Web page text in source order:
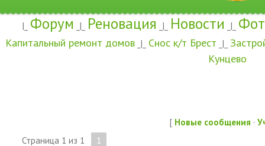
|_ Форум _|_ Реновация _|_ Новости _|_
Капитальный ремонт домов _|_ Снос к/т Брест _|_
Кунцево
[ Новые сообщения ·
Страница 1 из 1
1